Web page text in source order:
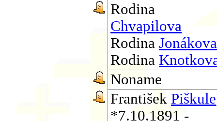
Rodina
Chvapilova
RodinaJonákova
Rodina
Noname
František Piškule
*7.10.1891 -